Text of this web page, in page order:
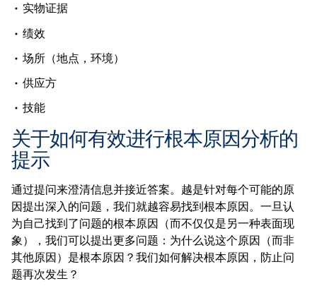
实物证据
绩效
场所（地点，环境）
供应方
技能
关于如何有效进行根本原因分析的
提示
通过提问来澄清信息并接近答案。越是针对每个可能的原
因提出深入的问题，我们就越容易找到根本原因。一旦认
为自己找到了问题的根本原因（而不仅仅是另一种表面现
象），我们可以提出更多问题：为什么说这个原因（而非
其他原因）是根本原因？我们如何解决根本原因，防止问
题再次发生？